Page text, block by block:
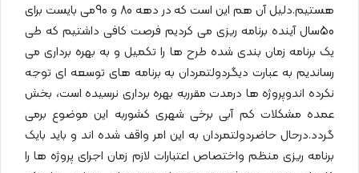
هستیم.دلیل آن هم این است که در دهه 80 و 90می بایست برای
50سال آینده برنامه ریزی می کردیم فرصت کافی داشتیم که طی
یک برنامه زمان بندی شده طرح ها را تکمیل و به بهره برداری می
رساندیم به عبارت دیگردولتمردان به برنامه های توسعه ای توجه
نکرده اندوپروژه ها درمدت مقرربه بهره برداری نرسیده است، بخش
عمده مشکلات کم آبی برخی شهری کشوربه این موضوع برمی
گردد.درحال حاضردولتمردان به این امر واقف شده اند و باید بایک
برنامه ریزی منظم واختصاص اعتبارات لازم زمان اجرای پروژه ها را